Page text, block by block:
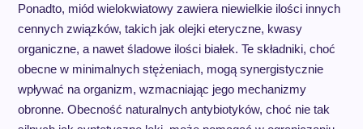
Ponadto, miód wielokwiatowy zawiera niewielkie ilości innych
cennych związków, takich jak olejki eteryczne, kwasy
organiczne, a nawet śladowe ilości białek. Te składniki, choć
obecne w minimalnych stężeniach, mogą synergistycznie
wpływać na organizm, wzmacniając jego mechanizmy
obronne. Obecność naturalnych antybiotyków, choć nie tak